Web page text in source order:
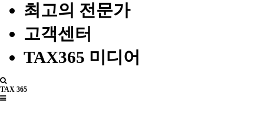
최고의 전문가
고객센터
TAX365 미디어
TAX 365